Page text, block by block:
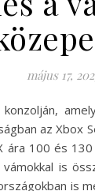
május 17,
az
ára 100 és
is
is